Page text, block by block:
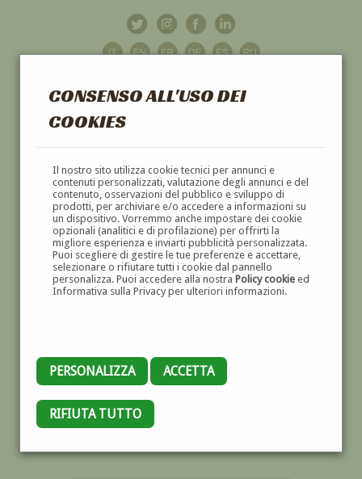
CONSENSO ALL'USO DEI
COOKIES
Il nostro sito utilizza cookie tecnici per annunci e
contenuti personalizzati, valutazione degli annunci e del
contenuto, osservazioni del pubblico e sviluppo di
prodotti, per archiviare e/o accedere a informazioni su
un dispositivo. Vorremmo anche impostare dei cookie
opzionali (analitici e di profilazione) per offrirti la
migliore esperienza e inviarti pubblicità personalizzata.
Puoi scegliere di gestire le tue preferenze e accettare,
selezionare o rifiutare tutti i cookie dal pannello
personalizza. Puoi accedere alla nostra Policy cookieed
Informativa sulla Privacy per ulteriori informazioni.
PERSONALIZZA ACCETTA
RIFIUTA TUTTO
GALLERIAD'ARTE
DIPINTI E SCULTURE '800 E '900